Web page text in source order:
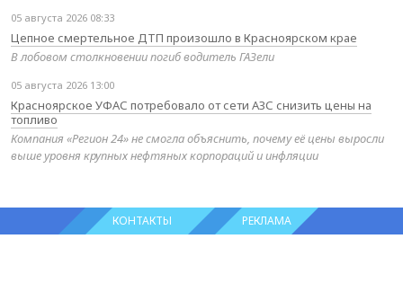
05 августа 2026 08:33
Цепное смертельное ДТП произошло в Красноярском крае
В лобовом столкновении погиб водитель ГАЗели
05 августа 2026 13:00
Красноярское УФАС потребовало от сети АЗС снизить цены на
топливо
Компания «Регион 24» не смогла объяснить, почему её цены выросли
выше уровня крупных нефтяных корпораций и инфляции
КОНТАКТЫ РЕКЛАМА